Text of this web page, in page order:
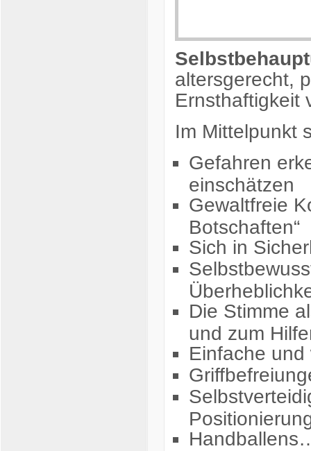
altersgerecht,
Ernsthaftigkeit
Im Mittelpunkt
Gefahren
einschätzen
Gewaltfreie
Botschaften“
Sich in
Die Stimme
und zum
Einfache